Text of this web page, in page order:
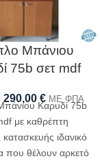
Μπάνιου
75b σετ mdf
290,00 € ΜΕ ΦΠΑ
Καρυδί 75b
με καθρέπτη
κατασκευής ιδανικό
που θέλουν αρκετό